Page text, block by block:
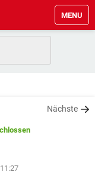
MENU
Nächste